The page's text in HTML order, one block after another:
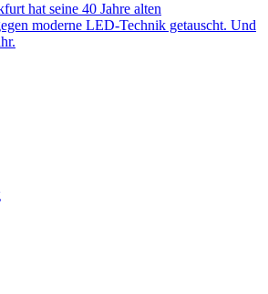
hat seine 40 Jahre alten
moderne LED-Technik getauscht. Und